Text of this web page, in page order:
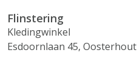
Flinstering
Kledingwinkel
Esdoornlaan 45, Oosterhout